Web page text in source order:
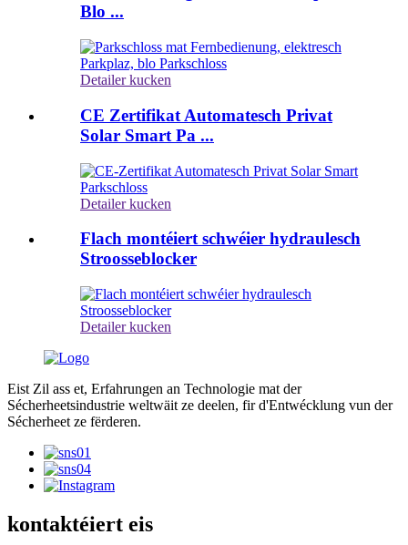
Blo ...
Detailer kucken
CE Zertifikat Automatesch Privat
Solar Smart Pa ...
Detailer kucken
Flach montéiert schwéier hydraulesch
Stroosseblocker
Detailer kucken
Eist Zil ass et, Erfahrungen an Technologie mat der
Sécherheetsindustrie weltwäit ze deelen, fir d'Entwécklung vun der
Sécherheet ze fërderen.
kontaktéiert eis